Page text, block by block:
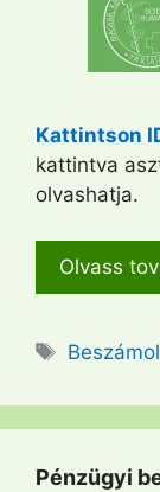
Kattintson
kattintva
olvashatja.
Olvass
Címkék
Pénzügyi